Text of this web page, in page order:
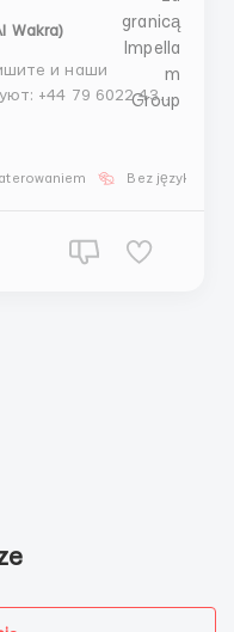
Wakra)
и наши
+44 79 6022 4335
0355 - Whatsapp
Impellam Group plcBez języka